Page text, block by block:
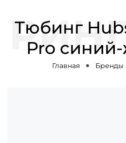
Тюбинг
Pro
Главная Бренды